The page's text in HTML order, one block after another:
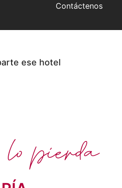
Contáctenos
ese hotel
pierda